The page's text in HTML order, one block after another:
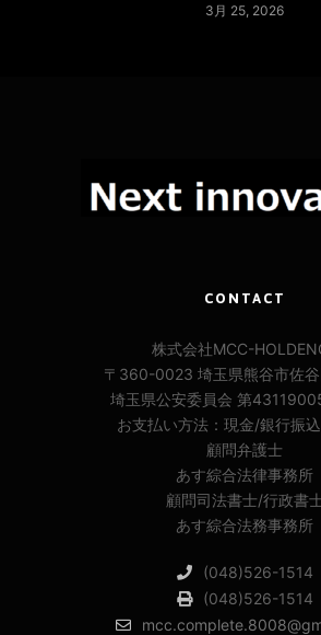
3月 25, 2026
CONTACT
株式会社MCC-
〒360-0023 埼玉県熊谷市佐
埼玉県公安委員会 第
お支払い方法：現金/銀行振
顧問弁護士
あす綜合法律事務所
顧問司法書士/行政書
あす綜合法務事務所
(048)526-1514
(048)526-1514